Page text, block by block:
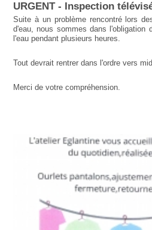
URGENT - Inspection
Suite à un problème rencontré lors
d'eau, nous sommes dans l'obligation
l'eau pendant plusieurs heures.
Tout devrait rentrer dans l'ordre vers
Merci de votre compréhension.